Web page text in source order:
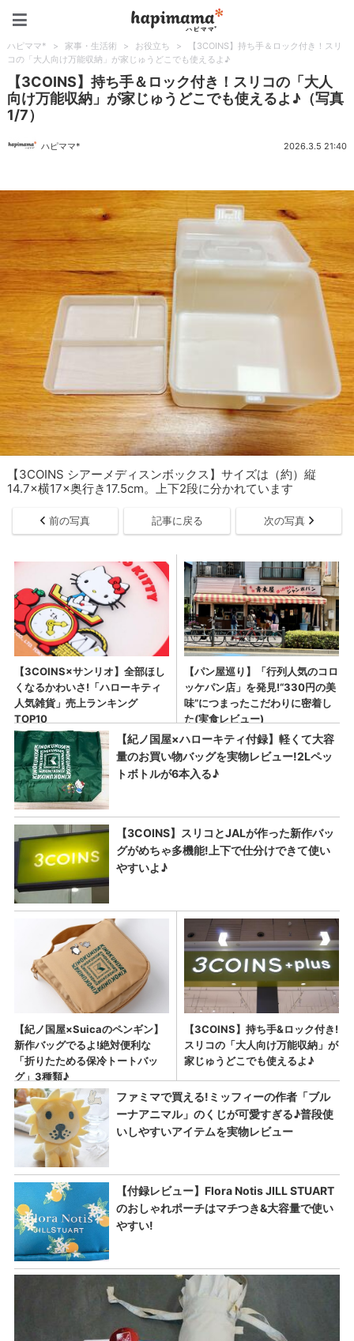
ハピママ* > 家事・生活術 > お役立ち >
【3COINS】持ち手＆ロック付き！スリ
コの「大人向け万能収納」が家じゅうどこでも使えるよ♪
【3COINS】持ち手＆ロック付き！スリコの「大人
向け万能収納」が家じゅうどこでも使えるよ♪（写真
1/7）
ハピママ* 2026.3.5 21:40
【3COINS シアーメディスンボックス】サイズは（約）縦
14.7×横17×奥行き17.5cm。上下2段に分かれています
前の写真 記事に戻る 次の写真